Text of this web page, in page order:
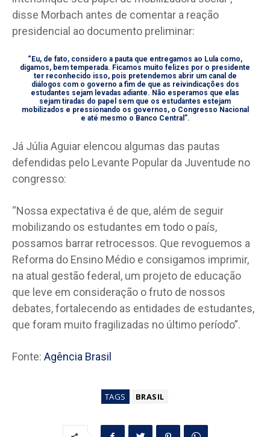
disse Morbach antes de comentar a reação
presidencial ao documento preliminar:
“Eu, de fato, considero a pauta que entregamos ao Lula como,
digamos, bem temperada. Ficamos muito felizes por o presidente
ter reconhecido isso, pois pretendemos abrir um canal de
diálogos com o governo a fim de que as reivindicações dos
estudantes sejam levadas adiante. Não esperamos que elas
sejam tiradas do papel sem que os estudantes estejam
mobilizados e pressionando os governos, o Congresso Nacional
e até mesmo o Banco Central”.
Já Júlia Aguiar elencou algumas das pautas
defendidas pelo Levante Popular da Juventude no
congresso:
“Nossa expectativa é de que, além de seguir
mobilizando os estudantes em todo o país,
possamos barrar retrocessos. Que revoguemos a
Reforma do Ensino Médio e consigamos imprimir,
na atual gestão federal, um projeto de educação
que leve em consideração o fruto de nossos
debates, fortalecendo as entidades de estudantes,
que foram muito fragilizadas no último período”.
Fonte: Agência Brasil
TAGS BRASIL